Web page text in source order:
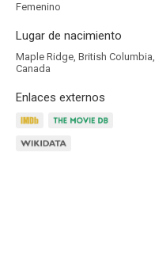
Femenino
Lugar de nacimiento
Maple Ridge, British Columbia,
Canada
Enlaces externos